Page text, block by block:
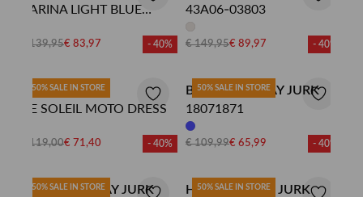
CARINA LIGHT BLUE
€ 139,95€ 83,97 - 40%
43A06-03803
€ 149,95€ 89,97 - 40%
50% SALE IN STORE
DEUS JURK
DE SOLEIL MOTO DRESS
€ 119,00€ 71,40 - 40%
50% SALE IN STORE
BETTY BARCLAY JURK
18071871
€ 109,99€ 65,99 - 40%
50% SALE IN STORE
BETTY BARCLAY JURK 50% SALE IN STORE
HARPER & YVE JURK